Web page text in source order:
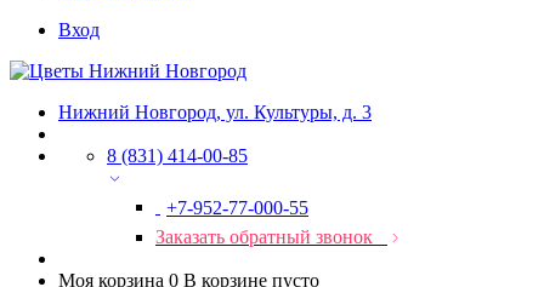
Вход
Нижний Новгород, ул. Культуры, д. 3
8 (831) 414-00-85
+7-952-77-000-55
Заказать обратный звонок
Моя корзина 0 В корзине пусто